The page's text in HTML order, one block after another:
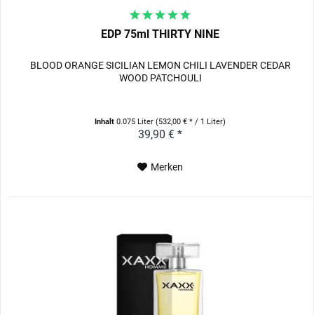
EDP 75ml THIRTY NINE
BLOOD ORANGE SICILIAN LEMON CHILI LAVENDER CEDAR
WOOD PATCHOULI
Inhalt0.075 Liter(532,00 € * / 1 Liter)
39,90 € *
Merken